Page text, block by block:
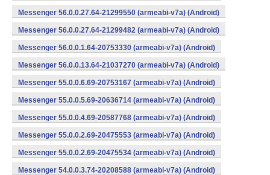
Messenger 56.0.0.27.64-21299550 (armeabi-v7a) (Android)
Messenger 56.0.0.27.64-21299482 (armeabi-v7a) (Android)
Messenger 56.0.0.1.64-20753330 (armeabi-v7a) (Android)
Messenger 56.0.0.13.64-21037270 (armeabi-v7a) (Android)
Messenger 55.0.0.6.69-20753167 (armeabi-v7a) (Android)
Messenger 55.0.0.5.69-20636714 (armeabi-v7a) (Android)
Messenger 55.0.0.4.69-20587768 (armeabi-v7a) (Android)
Messenger 55.0.0.2.69-20475553 (armeabi-v7a) (Android)
Messenger 55.0.0.2.69-20475534 (armeabi-v7a) (Android)
Messenger 54.0.0.3.74-20208588 (armeabi-v7a) (Android)